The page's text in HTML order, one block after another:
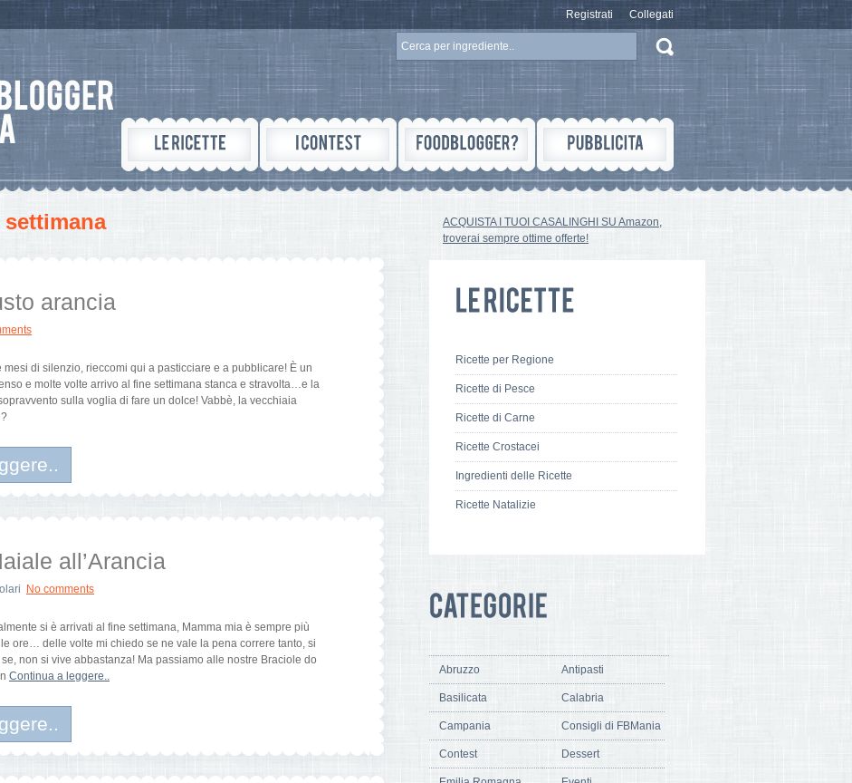
Registrati Collegati
arancia
mesi di silenzio, rieccomi qui a pasticciare e a pubblicare! È un
e molte volte arrivo al fine settimana stanca e stravolta…e la
sulla voglia di fare un dolce! Vabbè, la vecchiaia
all’Arancia
No comments
si è arrivati al fine settimana, Mamma mia è sempre più
ore… delle volte mi chiedo se ne vale la pena correre tanto, si
non si vive abbastanza! Ma passiamo alle nostre Braciole do
Continua a leggere..
ACQUISTA I TUOI CASALINGHI SU Amazon,
troverai sempre ottime offerte!
Ricette per Regione
Ricette di Pesce
Ricette di Carne
Ricette Crostacei
Ingredienti delle Ricette
Ricette Natalizie
Abruzzo Antipasti
Basilicata Calabria
Campania Consigli di FBMania
Contest Dessert